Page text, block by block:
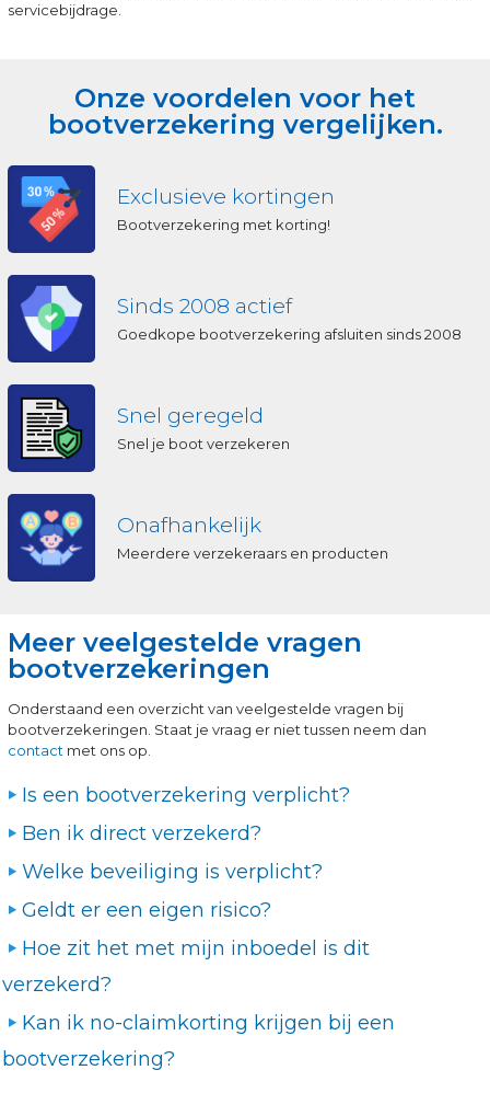
servicebijdrage.
Onze voordelen voor het
bootverzekering vergelijken.
Exclusieve kortingen
Bootverzekering met korting!
Sinds 2008 actief
Goedkope bootverzekering afsluiten sinds 2008
Snel geregeld
Snel je boot verzekeren
Onafhankelijk
Meerdere verzekeraars en producten
Meer veelgestelde vragen
bootverzekeringen
Onderstaand een overzicht van veelgestelde vragen bij
bootverzekeringen. Staat je vraag er niet tussen neem dan
contact met ons op.
Is een bootverzekering verplicht?
Ben ik direct verzekerd?
Welke beveiliging is verplicht?
Geldt er een eigen risico?
Hoe zit het met mijn inboedel is dit
verzekerd?
Kan ik no-claimkorting krijgen bij een
bootverzekering?